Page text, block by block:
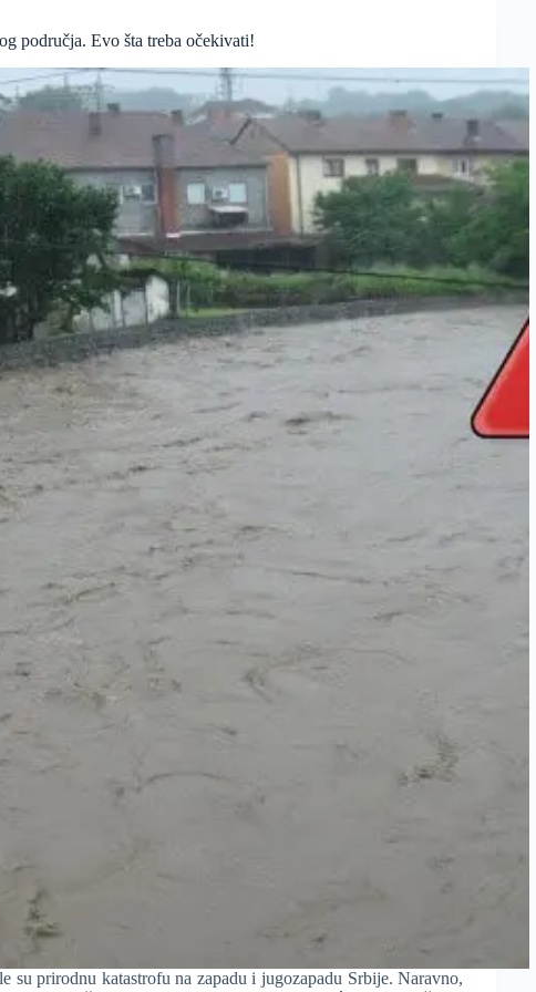
područja. Evo šta treba očekivati!
prirodnu katastrofu na zapadu i jugozapadu Srbije. Naravno,